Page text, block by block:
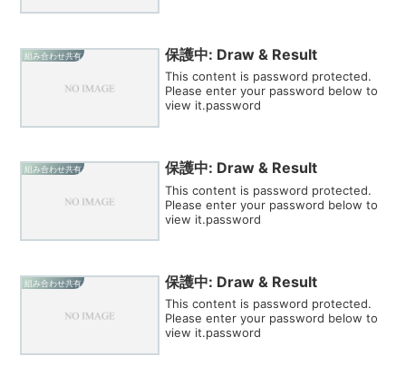
組み合わせ共有 保護中: Draw & Result
This content is password protected.
Please enter your password below to
view it.password
組み合わせ共有 保護中: Draw & Result
This content is password protected.
Please enter your password below to
view it.password
組み合わせ共有 保護中: Draw & Result
This content is password protected.
Please enter your password below to
view it.password